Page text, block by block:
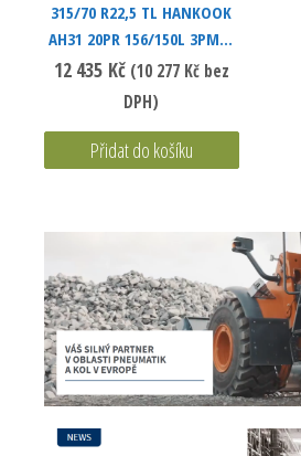
315/70 R22,5 TL HANKOOK
AH31 20PR 156/150L 3PMSF
DOT22
12 435 Kč (10 277 Kčbez
DPH)
Přidat do košíku